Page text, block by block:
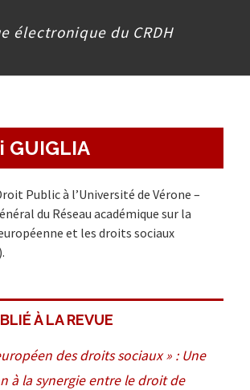
électronique du CRDH
GUIGLIA
Public à l’Université de Vérone –
du Réseau académique sur la
et les droits sociaux
À LA REVUE
des droits sociaux » : Une
à la synergie entre le droit de